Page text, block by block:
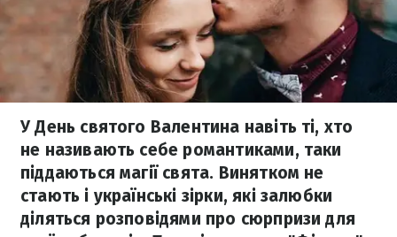
У День святого Валентина навіть ті, хто
не називають себе романтиками, таки
піддаються магії свята. Винятком не
стають і українські зірки, які залюбки
діляться розповідями про сюрпризи для